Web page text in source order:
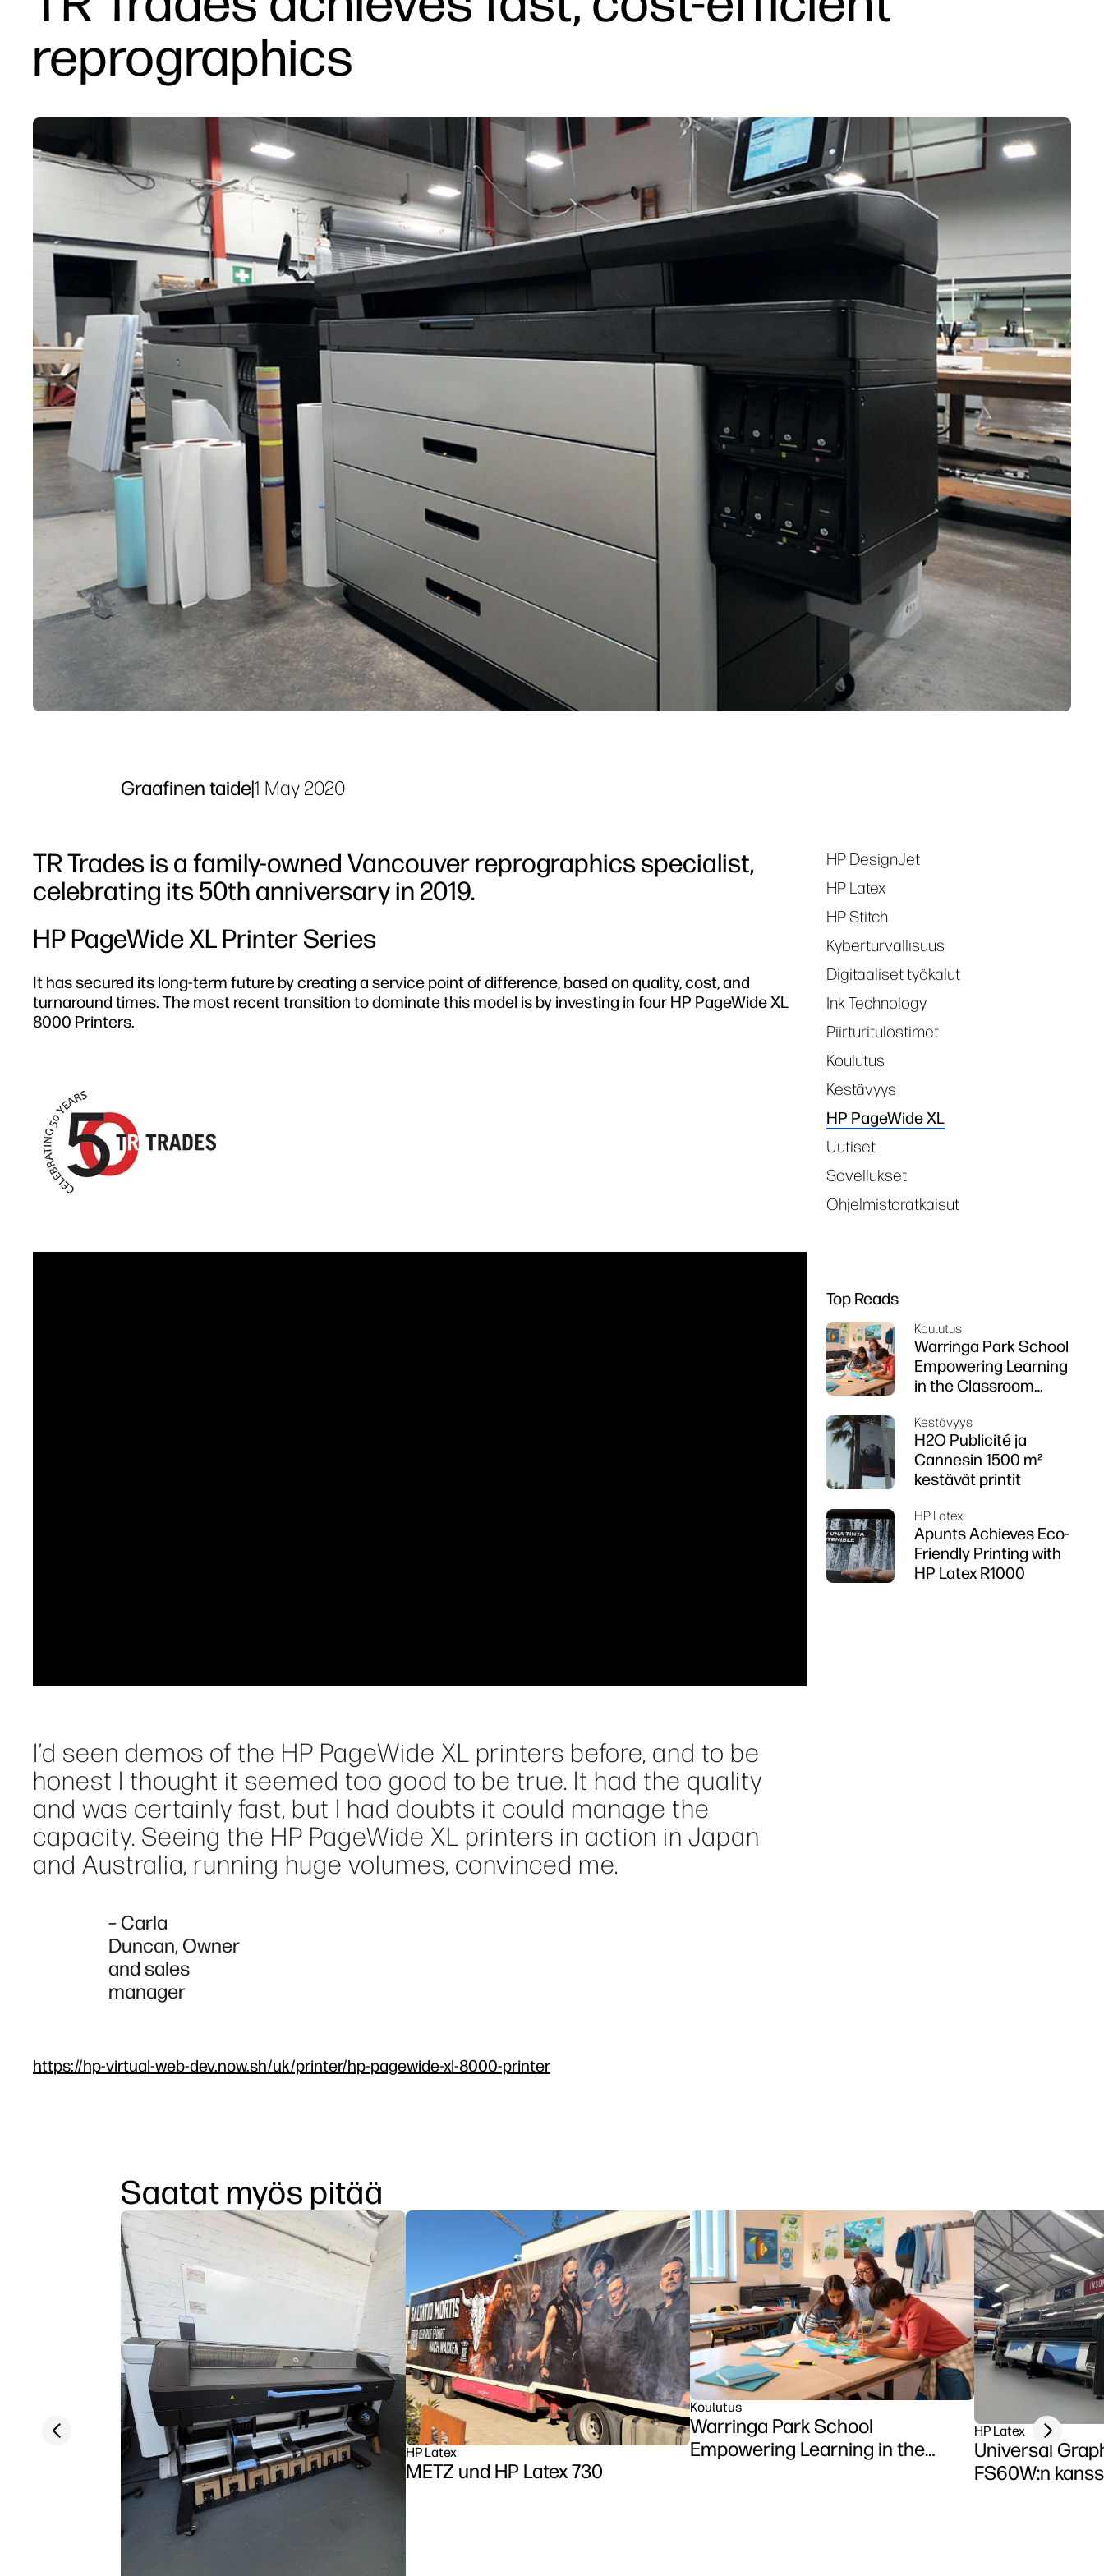
reprographics
Graafinen taide|1 May 2020
TR Trades is a family-owned Vancouver reprographics specialist,
celebrating its 50th anniversary in 2019.
HP PageWide XL Printer Series
It has secured its long-term future by creating a service point of difference, based on quality, cost, and
turnaround times. The most recent transition to dominate this model is by investing in four HP PageWide XL
8000 Printers.
I’d seen demos of the HP PageWide XL printers before, and to be
honest I thought it seemed too good to be true. It had the quality
and was certainly fast, but I had doubts it could manage the
capacity. Seeing the HP PageWide XL printers in action in Japan
and Australia, running huge volumes, convinced me.
– Carla
Duncan, Owner
and sales
manager
https://hp-virtual-web-dev.now.sh/uk/printer/hp-pagewide-xl-8000-printer
Tags
HP DesignJet
HP Latex
HP Stitch
Kyberturvallisuus
Digitaaliset työkalut
Ink Technology
Piirturitulostimet
Koulutus
Kestävyys
HP PageWide XL
Uutiset
Sovellukset
Ohjelmistoratkaisut
Top Reads
Koulutus
Warringa Park School
Empowering Learning
in the Classroom
Z6 series printer
Kestävyys
H2O Publicité ja
Cannesin 1500 m²
kestävät printit
HP Latex
Apunts Achieves Eco-
Friendly Printing with
HP Latex R1000
Saatat myös pitää
HP Latex
METZ und HP Latex 730
Koulutus
Warringa Park School
Empowering Learning in the
HP Latex
Universal
FS60W:n
Previous slide Next slide